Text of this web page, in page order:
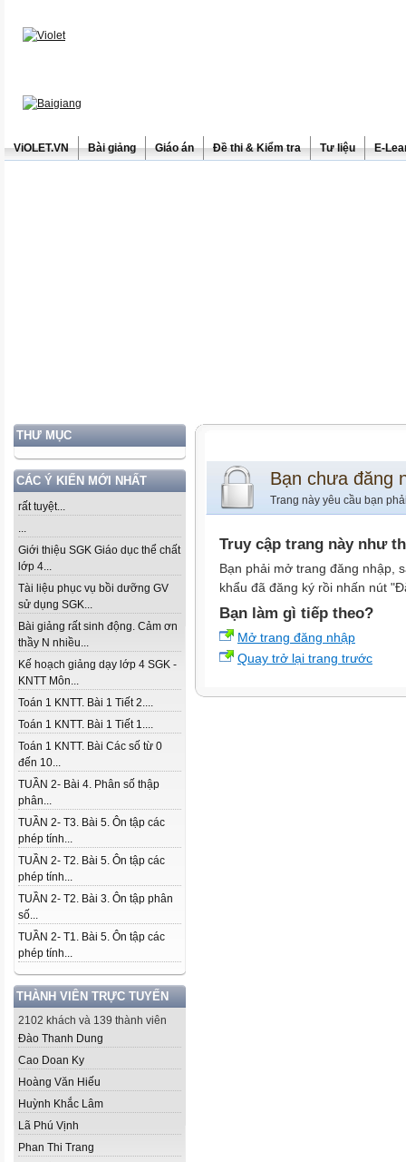
ViOLET.VN Bài giảng Giáo án Đề thi & Kiểm tra Tư liệu E-
THƯ MỤC
CÁC Ý KIẾN MỚI NHẤT
rất tuyệt...
...
Giới thiệu SGK Giáo dục thể chất
lớp 4...
Tài liệu phục vụ bồi dưỡng GV
sử dụng SGK...
Bài giảng rất sinh động. Cảm ơn
thầy N nhiều...
Kế hoạch giảng dạy lớp 4 SGK -
KNTT Môn...
Toán 1 KNTT. Bài 1 Tiết 2....
Toán 1 KNTT. Bài 1 Tiết 1....
Toán 1 KNTT. Bài Các số từ 0
đến 10...
TUẦN 2- Bài 4. Phân số thập
phân...
TUẦN 2- T3. Bài 5. Ôn tập các
phép tính...
TUẦN 2- T2. Bài 5. Ôn tập các
phép tính...
TUẦN 2- T2. Bài 3. Ôn tập phân
số...
TUẦN 2- T1. Bài 5. Ôn tập các
phép tính...
THÀNH VIÊN TRỰC TUYẾN
2102 khách và 139 thành viên
Đào Thanh Dung
Cao Doan Ky
Hoàng Văn Hiếu
Huỳnh Khắc Lâm
Lã Phú Vịnh
Phan Thi Trang
Bạn chưa đăng
Trang này yêu cầu bạn
Truy cập trang này như
Bạn phải mở trang đăng nhập,
khẩu đã đăng ký rồi nhấn nút
Bạn làm gì tiếp theo?
Mở trang đăng nhập
Quay trở lại trang trước